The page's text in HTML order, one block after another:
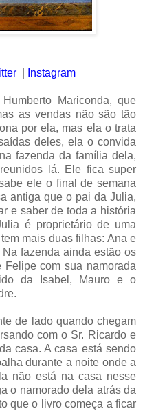
Instagram
Mariconda, que
as vendas não são tão
por ela, mas ela o trata
deles, ela o convida
fazenda da família dela,
lá. Ele fica super
ele o final de semana
antiga que o pai da Julia,
e saber de toda a história
é proprietário de uma
mais duas filhas: Ana e
fazenda ainda estão os
com sua namorada
da Isabel, Mauro e o
de lado quando chegam
com o Sr. Ricardo e
casa. A casa está sendo
durante a noite onde a
não está na casa nesse
o namorado dela atrás da
que o livro começa a ficar